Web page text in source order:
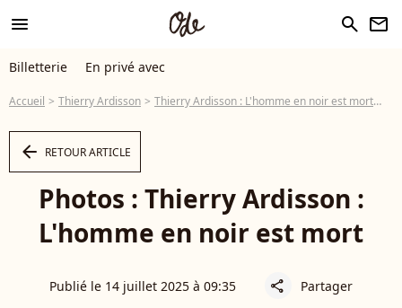
menu search newsletter
Billetterie En privé avec
Accueil Thierry Ardisson Thierry Ardisson : L'homme en noir est mort
arrow_left RETOUR ARTICLE
Photos : Thierry Ardisson :
L'homme en noir est mort
Publié le 14 juillet 2025 à 09:35 share Partager